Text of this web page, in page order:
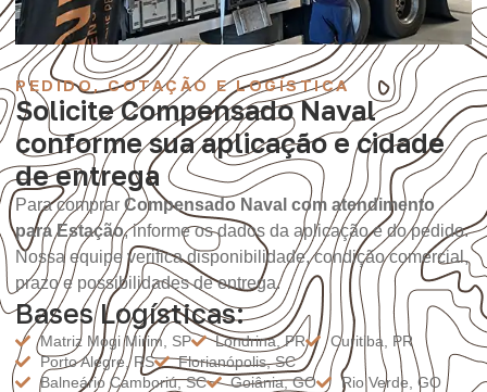
PEDIDO, COTAÇÃO E LOGÍSTICA
Solicite Compensado Naval
conforme sua aplicação e cidade
de entrega
Para comprar Compensado Naval com atendimento
para Estação, informe os dados da aplicação e do pedido.
Nossa equipe verifica disponibilidade, condição comercial,
prazo e possibilidades de entrega.
Bases Logísticas:
Matriz Mogi Mirim, SP Londrina, PR
Curitiba, PR
Porto Alegre, RS
Florianópolis, SC
Balneário Camboriú, SC
Goiânia, GO
Rio Verde, GO